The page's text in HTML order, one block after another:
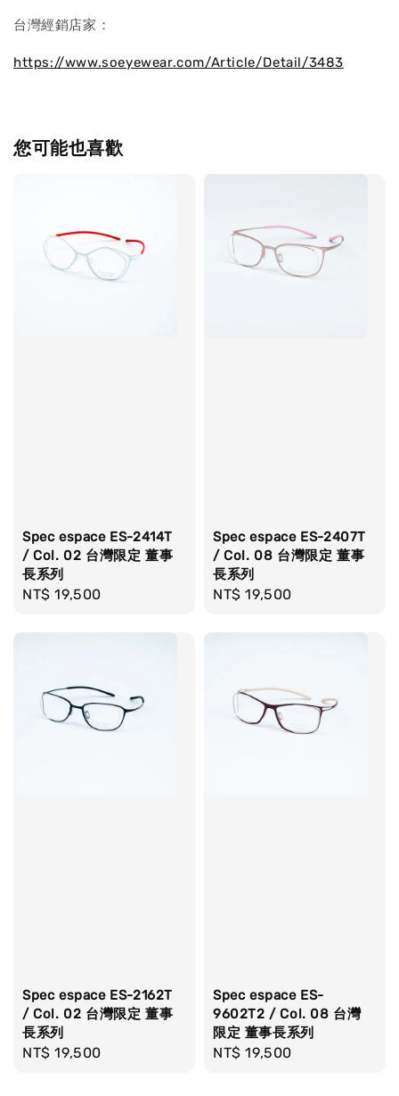
台灣經銷店家：
https://www.soeyewear.com/Article/Detail/3483
您可能也喜歡
Spec espace ES-2414T
/ Col. 02 台灣限定 董事
長系列
Regular
NT$ 19,500
Spec espace ES-2407T
/ Col. 08 台灣限定 董事
長系列
Regular
NT$ 19,500
Spec espace ES-2162T
/ Col. 02 台灣限定 董事
長系列
Regular
NT$ 19,500
Spec espace ES-
9602T2 / Col. 08 台灣
限定 董事長系列
Regular
NT$ 19,500